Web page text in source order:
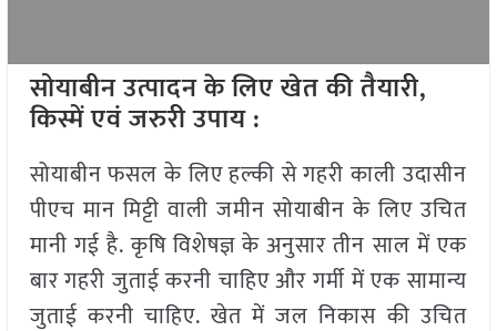
सोयाबीन उत्पादन के लिए खेत की तैयारी,
किस्मेंएवं जरुरी उपाय:
सोयाबीन फसल के लिए हल्की से गहरी काली उदासीन
पीएच मान मिट्टी वाली जमीन सोयाबीन के लिए उचित
मानी गई है. कृषि विशेषज्ञ के अनुसार तीन साल में एक
बार गहरी जुताई करनी चाहिए और गर्मी में एक सामान्य
जुताई करनी चाहिए. खेत में जल निकास की उचित